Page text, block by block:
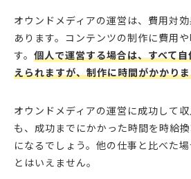
オウンドメディアの運営は、費用対
あります。コンテンツの制作に費用
す。 個人で運営する場合は、すべて
えられますが、制作に時間がかかり
オウンドメディアの運営に成功して
も、成功までにかかった時間を時給
になるでしょう。他の仕事と比べた
とはいえません。